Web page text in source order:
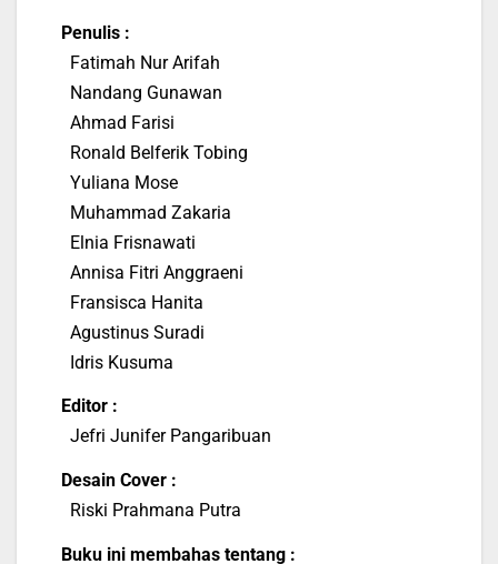
Penulis :
Fatimah Nur Arifah
Nandang Gunawan
Ahmad Farisi
Ronald Belferik Tobing
Yuliana Mose
Muhammad Zakaria
Elnia Frisnawati
Annisa Fitri Anggraeni
Fransisca Hanita
Agustinus Suradi
Idris Kusuma
Editor :
Jefri Junifer Pangaribuan
Desain Cover :
Riski Prahmana Putra
Buku ini membahas tentang :